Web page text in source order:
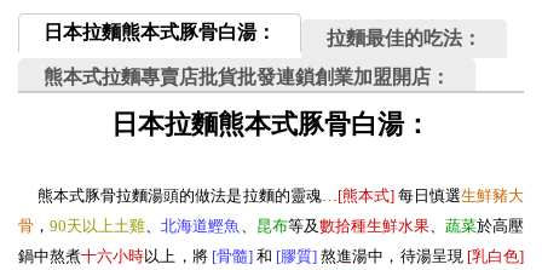
日本拉麵熊本式豚骨白湯：
拉麵最佳的吃法：
熊本式拉麵專賣店批貨批發連鎖創業加盟開店：
日本拉麵熊本式豚骨白湯：
熊本式豚骨拉麵湯頭的做法是拉麵的靈魂…[熊本式]每日慎選生鮮豬大
骨 ，90天以上土雞 、北海道鰹魚 昆布等及數拾種生鮮水果、 蔬菜於高壓
鍋中熬煮十六小時以上，將[骨髓]和 [膠質] 熬進湯中，待湯呈現 [乳白色]